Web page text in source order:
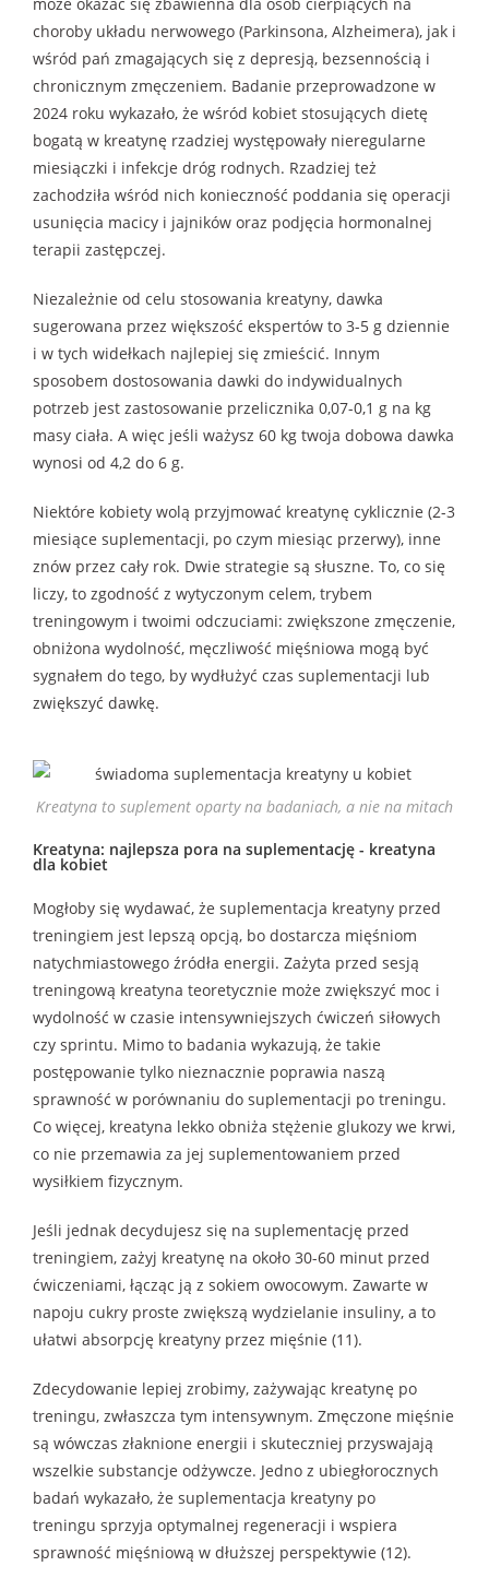
choroby układu nerwowego (Parkinsona, Alzheimera), jak i
wśród pań zmagających się z depresją, bezsennością i
chronicznym zmęczeniem. Badanie przeprowadzone w
2024 roku wykazało, że wśród kobiet stosujących dietę
bogatą w kreatynę rzadziej występowały nieregularne
miesiączki i infekcje dróg rodnych. Rzadziej też
zachodziła wśród nich konieczność poddania się operacji
usunięcia macicy i jajników oraz podjęcia hormonalnej
terapii zastępczej.
Niezależnie od celu stosowania kreatyny, dawka
sugerowana przez większość ekspertów to 3-5 g dziennie
i w tych widełkach najlepiej się zmieścić. Innym
sposobem dostosowania dawki do indywidualnych
potrzeb jest zastosowanie przelicznika 0,07-0,1 g na kg
masy ciała. A więc jeśli ważysz 60 kg twoja dobowa dawka
wynosi od 4,2 do 6 g.
Niektóre kobiety wolą przyjmować kreatynę cyklicznie (2-3
miesiące suplementacji, po czym miesiąc przerwy), inne
znów przez cały rok. Dwie strategie są słuszne. To, co się
liczy, to zgodność z wytyczonym celem, trybem
treningowym i twoimi odczuciami: zwiększone zmęczenie,
obniżona wydolność, męczliwość mięśniowa mogą być
sygnałem do tego, by wydłużyć czas suplementacji lub
zwiększyć dawkę.
Kreatyna to suplement oparty na badaniach, a nie na mitach
Kreatyna: najlepsza pora na suplementację - kreatyna
dla kobiet
Mogłoby się wydawać, że suplementacja kreatyny przed
treningiem jest lepszą opcją, bo dostarcza mięśniom
natychmiastowego źródła energii. Zażyta przed sesją
treningową kreatyna teoretycznie może zwiększyć moc i
wydolność w czasie intensywniejszych ćwiczeń siłowych
czy sprintu. Mimo to badania wykazują, że takie
postępowanie tylko nieznacznie poprawia naszą
sprawność w porównaniu do suplementacji po treningu.
Co więcej, kreatyna lekko obniża stężenie glukozy we krwi,
co nie przemawia za jej suplementowaniem przed
wysiłkiem fizycznym.
Jeśli jednak decydujesz się na suplementację przed
treningiem, zażyj kreatynę na około 30-60 minut przed
ćwiczeniami, łącząc ją z sokiem owocowym. Zawarte w
napoju cukry proste zwiększą wydzielanie insuliny, a to
ułatwi absorpcję kreatyny przez mięśnie (11).
Zdecydowanie lepiej zrobimy, zażywając kreatynę po
treningu, zwłaszcza tym intensywnym. Zmęczone mięśnie
są wówczas złaknione energii i skuteczniej przyswajają
wszelkie substancje odżywcze. Jedno z ubiegłorocznych
badań wykazało, że suplementacja kreatyny po
treningu sprzyja optymalnej regeneracji i wspiera
sprawność mięśniową w dłuższej perspektywie (12).